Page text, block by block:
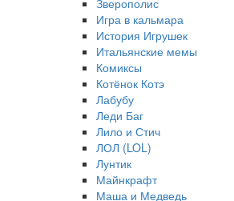
Зверополис
Игра в кальмара
История Игрушек
Итальянские мемы
Комиксы
Котёнок Котэ
Лабубу
Леди Баг
Лило и Стич
ЛОЛ (LOL)
Лунтик
Майнкрафт
Маша и Медведь